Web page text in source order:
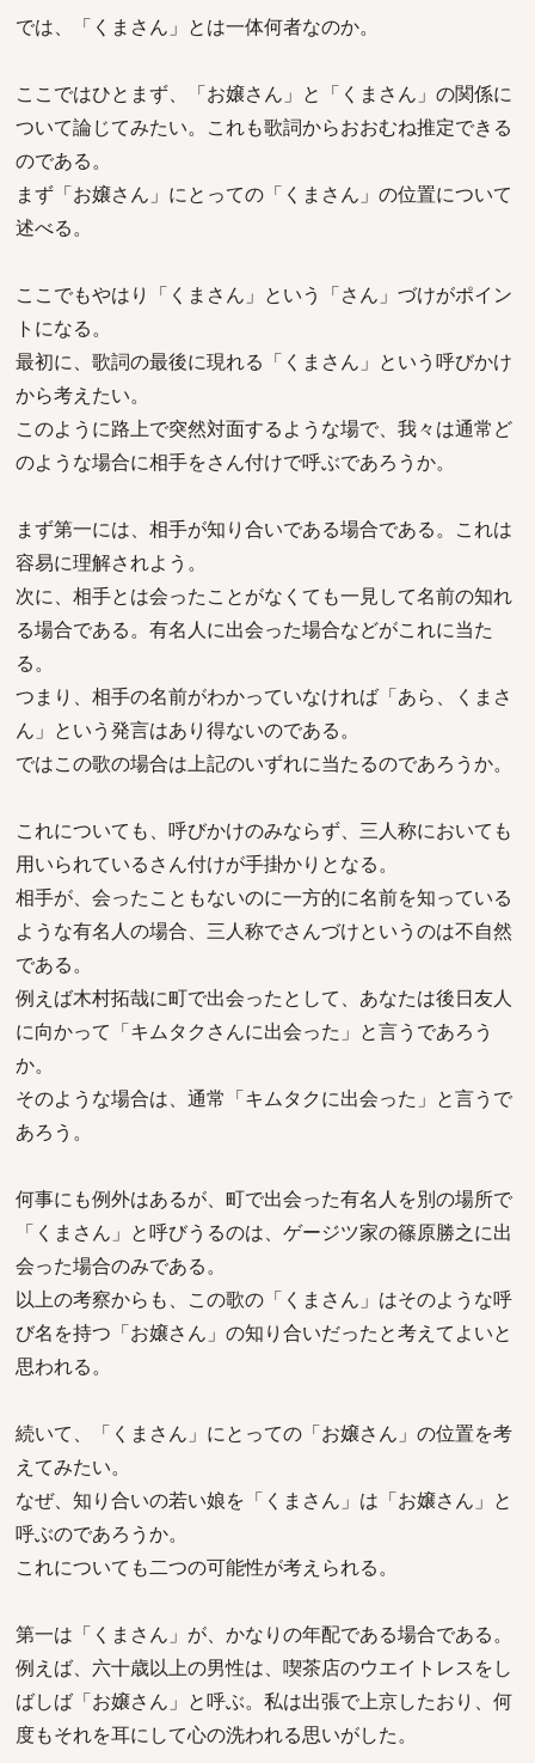
では、「くまさん」とは一体何者なのか。
ここではひとまず、「お嬢さん」と「くまさん」の関係に
ついて論じてみたい。これも歌詞からおおむね推定できる
のである。
まず「お嬢さん」にとっての「くまさん」の位置について
述べる。
ここでもやはり「くまさん」という「さん」づけがポイン
トになる。
最初に、歌詞の最後に現れる「くまさん」という呼びかけ
から考えたい。
このように路上で突然対面するような場で、我々は通常ど
のような場合に相手をさん付けで呼ぶであろうか。
まず第一には、相手が知り合いである場合である。これは
容易に理解されよう。
次に、相手とは会ったことがなくても一見して名前の知れ
る場合である。有名人に出会った場合などがこれに当た
る。
つまり、相手の名前がわかっていなければ「あら、くまさ
ん」という発言はあり得ないのである。
ではこの歌の場合は上記のいずれに当たるのであろうか。
これについても、呼びかけのみならず、三人称においても
用いられているさん付けが手掛かりとなる。
相手が、会ったこともないのに一方的に名前を知っている
ような有名人の場合、三人称でさんづけというのは不自然
である。
例えば木村拓哉に町で出会ったとして、あなたは後日友人
に向かって「キムタクさんに出会った」と言うであろう
か。
そのような場合は、通常「キムタクに出会った」と言うで
あろう。
何事にも例外はあるが、町で出会った有名人を別の場所で
「くまさん」と呼びうるのは、ゲージツ家の篠原勝之に出
会った場合のみである。
以上の考察からも、この歌の「くまさん」はそのような呼
び名を持つ「お嬢さん」の知り合いだったと考えてよいと
思われる。
続いて、「くまさん」にとっての「お嬢さん」の位置を考
えてみたい。
なぜ、知り合いの若い娘を「くまさん」は「お嬢さん」と
呼ぶのであろうか。
これについても二つの可能性が考えられる。
第一は「くまさん」が、かなりの年配である場合である。
例えば、六十歳以上の男性は、喫茶店のウエイトレスをし
ばしば「お嬢さん」と呼ぶ。私は出張で上京したおり、何
度もそれを耳にして心の洗われる思いがした。